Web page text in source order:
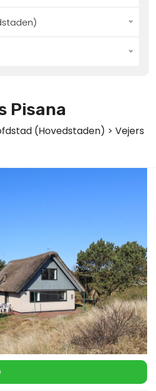
Pisana
(Hovedstaden) > Vejers